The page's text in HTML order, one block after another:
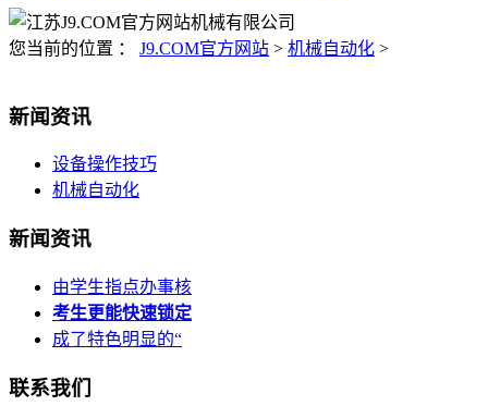
您当前的位置 ： J9.COM官方网站 > 机械自动化 >
新闻资讯
设备操作技巧
机械自动化
新闻资讯
由学生指点办事核
考生更能快速锁定
成了特色明显的“
联系我们